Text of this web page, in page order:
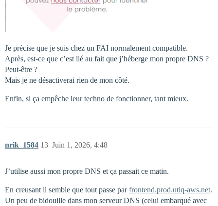
Je précise que je suis chez un FAI normalement compatible.
Après, est-ce que c’est lié au fait que j’héberge mon propre DNS ?
Peut-être ?
Mais je ne désactiverai rien de mon côté.
Enfin, si ça empêche leur techno de fonctionner, tant mieux.
nrik_1584 Juin 1, 2026, 4:48
13
J’utilise aussi mon propre DNS et ça passait ce matin.
En creusant il semble que tout passe parfrontend.prod.utiq-aws.net.
Un peu de bidouille dans mon serveur DNS (celui embarqué avec